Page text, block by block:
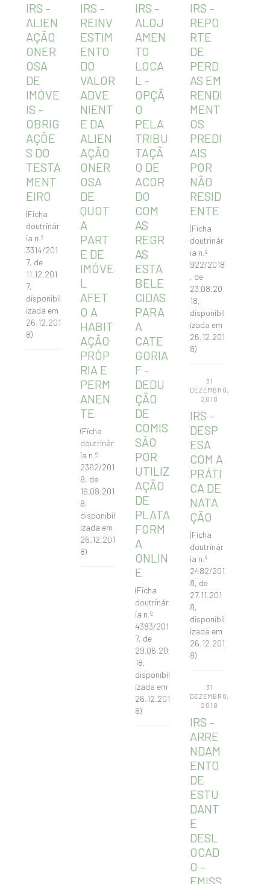
IRS –
ALIEN
AÇÃO
ONER
OSA
DE
IMÓVE
IS –
OBRIG
AÇÕE
S DO
TESTA
MENT
EIRO
(Ficha
doutrinár
ia n.º
3314/201
7, de
11.12.201
7,
disponibil
izada em
26.12.201
8)
IRS –
REINV
ESTIM
ENTO
DO
VALOR
ADVE
NIENT
E DA
ALIEN
AÇÃO
ONER
OSA
DE
QUOT
A
PART
E DE
IMÓVE
L
AFET
O A
HABIT
AÇÃO
PRÓP
RIA E
PERM
ANEN
TE
(Ficha
doutrinár
ia n.º
2362/201
8, de
16.08.201
8,
disponibil
izada em
26.12.201
8)
IRS –
ALOJ
AMEN
TO
LOCA
L –
OPÇÃ
O
PELA
TRIBU
TAÇÃ
O DE
ACOR
DO
COM
AS
REGR
AS
ESTA
BELE
CIDAS
PARA
A
CATE
GORIA
F –
DEDU
ÇÃO
DE
COMIS
SÃO
POR
UTILIZ
AÇÃO
DE
PLATA
FORM
A
ONLIN
E
(Ficha
doutrinár
ia n.º
4383/201
7, de
29.06.20
18,
disponibil
izada em
26.12.201
8)
IRS –
REPO
RTE
DE
PERD
AS EM
RENDI
MENT
OS
PREDI
AIS
POR
NÃO
RESID
ENTE
(Ficha
doutrinár
ia n.º
922/2018
, de
23.08.20
18,
disponibil
izada em
26.12.201
8)
31
DEZEMBRO,
2018
IRS –
DESP
ESA
COM A
PRÁTI
CA DE
NATA
ÇÃO
(Ficha
doutrinár
ia n.º
2482/201
8, de
27.11.201
8,
disponibil
izada em
26.12.201
8)
31
DEZEMBRO,
2018
IRS –
ARRE
NDAM
ENTO
DE
ESTU
DANT
E
DESL
OCAD
O –
EMISS